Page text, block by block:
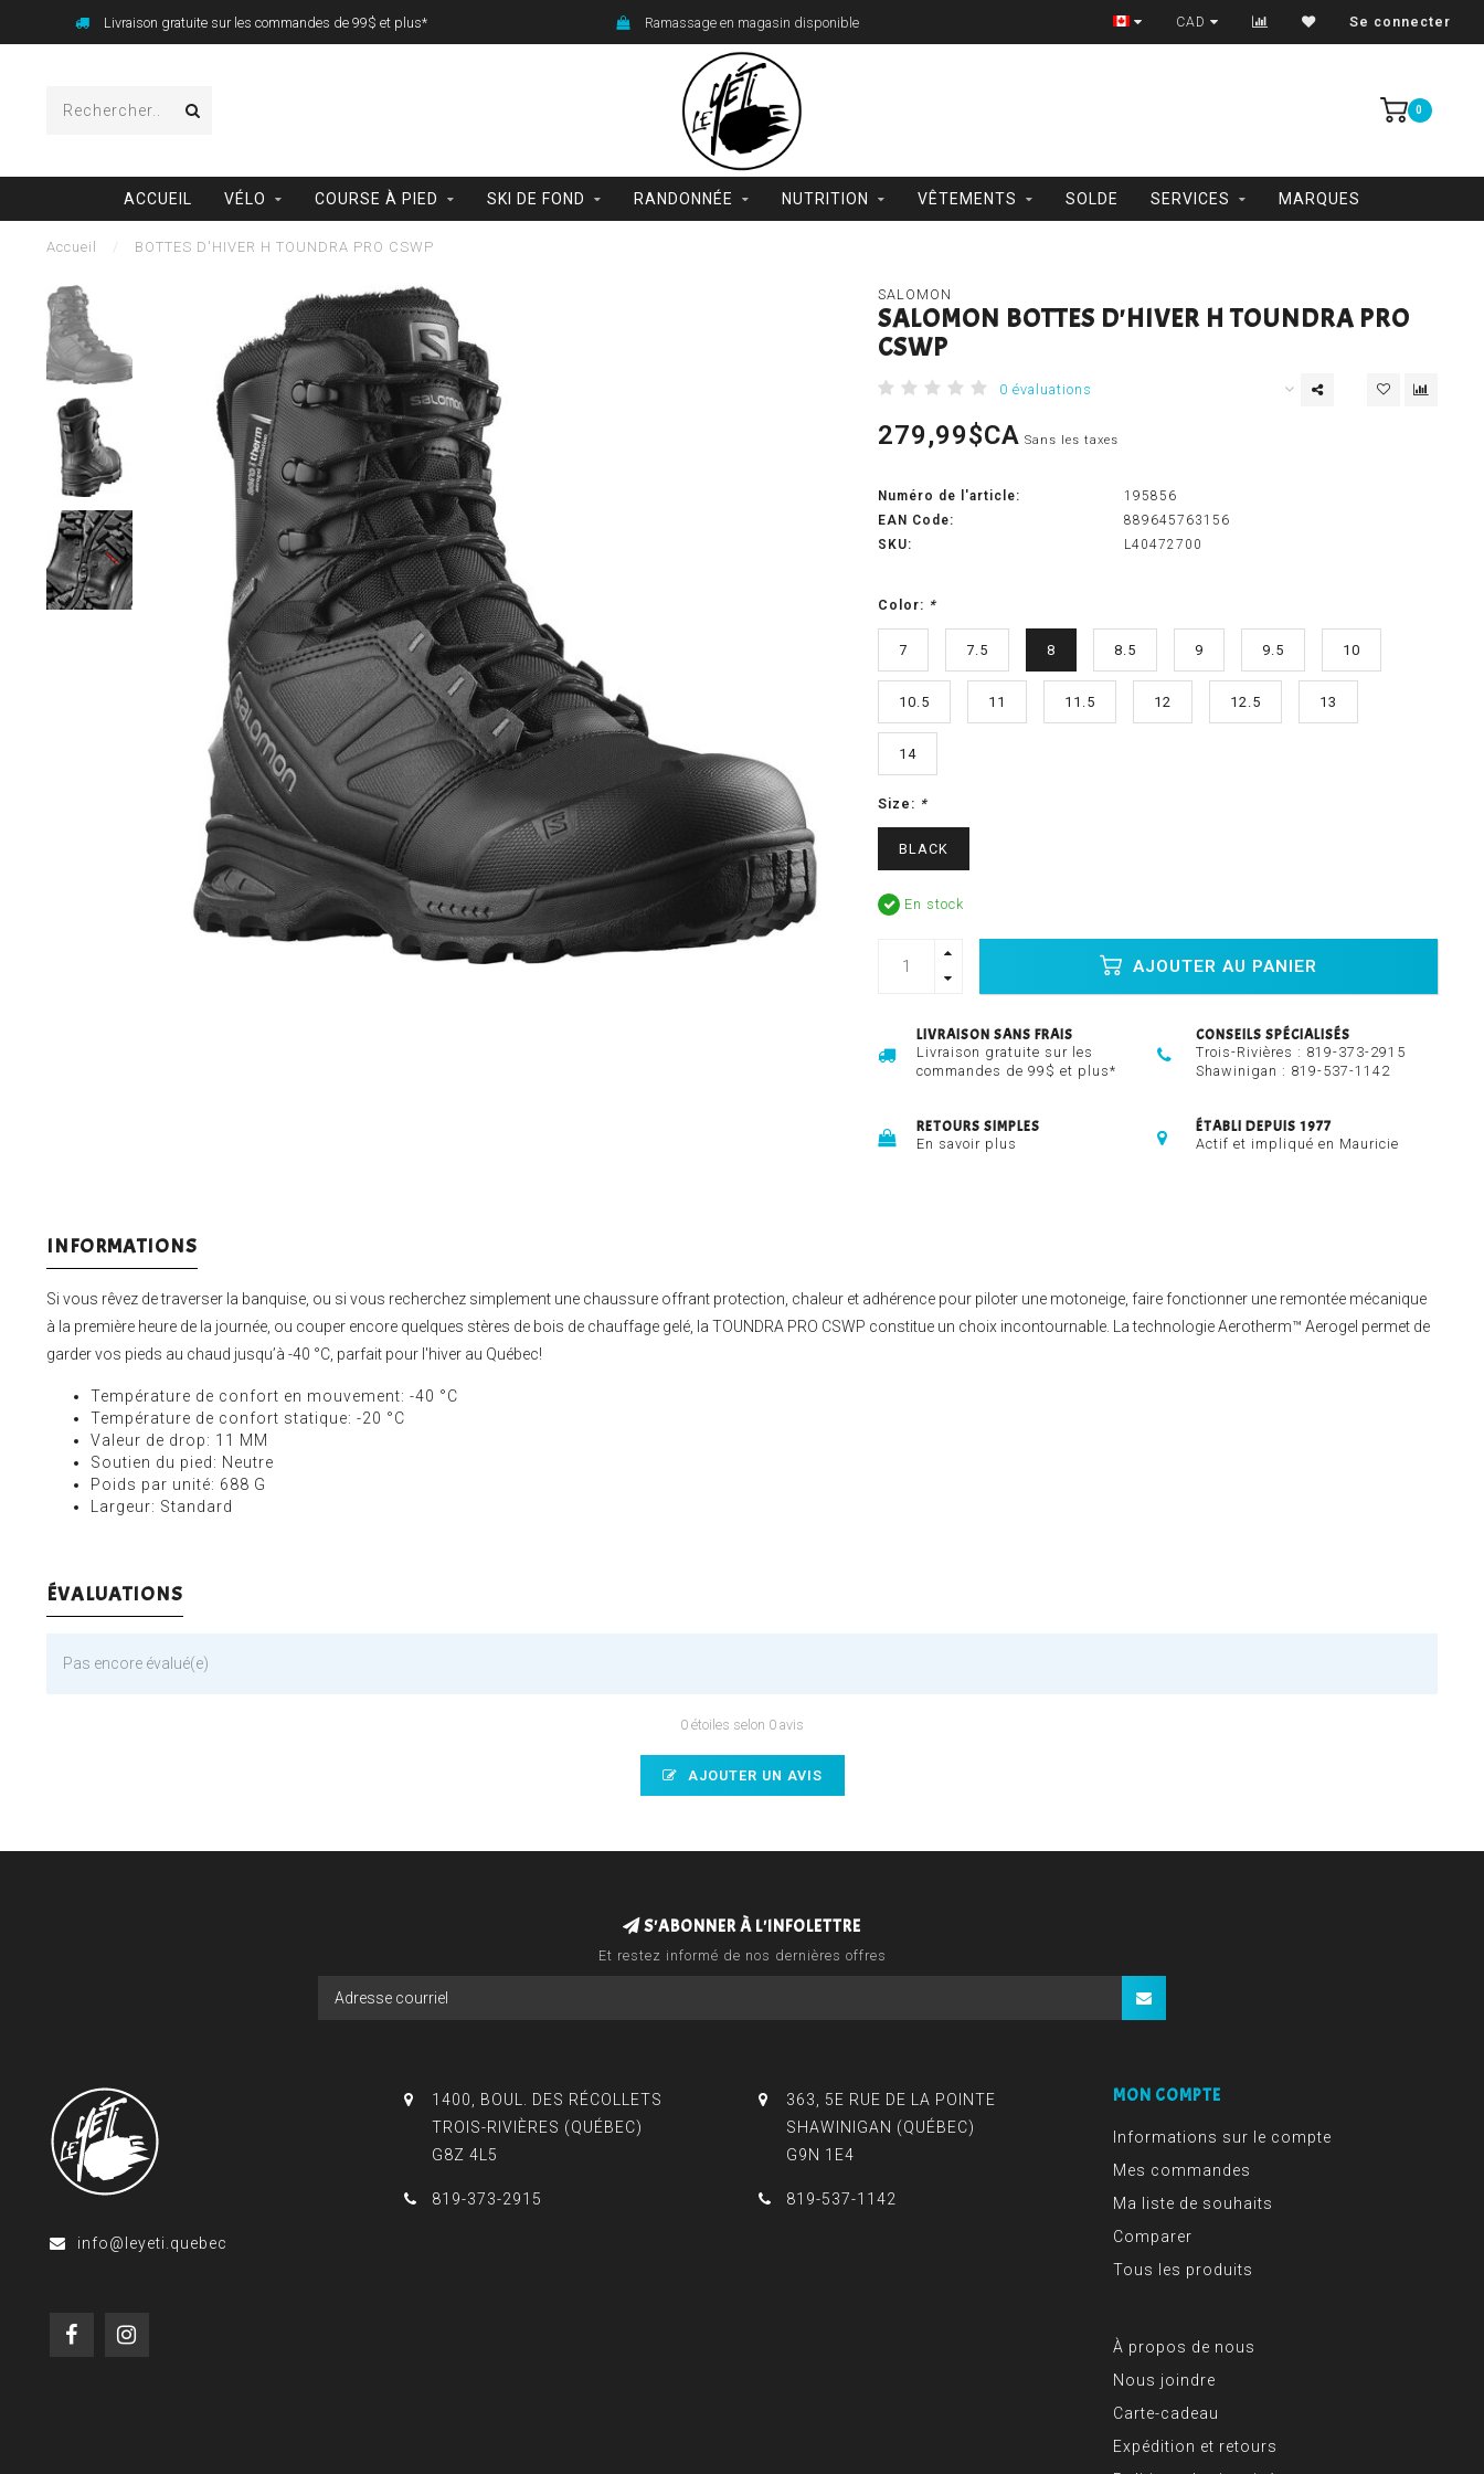
Livraison gratuite sur les commandes de 99$ et plus* Ramassage en magasin disponible Trois-Rivières et Shawinigan
CAD Se connecter
0
ACCUEIL VÉLO COURSE À PIED SKI DE FOND RANDONNÉE NUTRITION VÊTEMENTS SOLDE SERVICES MARQUES
Accueil BOTTES D'HIVER H TOUNDRA PRO CSWP
SALOMON
SALOMON BOTTES D'HIVER H TOUNDRA PRO
CSWP
0 évaluations
279,99$CA Sans les taxes
Numéro de l'article:
195856
EAN Code:
889645763156
SKU:
L40472700
Color: *
7 7.5 8 8.5 9 9.5 10
10.5 11 11.5 12 12.5 13
14
Size: *
BLACK
En stock
AJOUTER AU PANIER
LIVRAISON SANS FRAIS
Livraison gratuite sur les
commandes de 99$ et plus*
CONSEILS SPÉCIALISÉS
Trois-Rivières : 819-373-2915
Shawinigan : 819-537-1142
RETOURS SIMPLES
En savoir plus
ÉTABLI DEPUIS 1977
Actif et impliqué en Mauricie
INFORMATIONS
Si vous rêvez de traverser la banquise, ou si vous recherchez simplement une chaussure offrant protection, chaleur et adhérence pour piloter une motoneige, faire fonctionner une remontée mécanique
à la première heure de la journée, ou couper encore quelques stères de bois de chauffage gelé, la TOUNDRA PRO CSWP constitue un choix incontournable. La technologie Aerotherm™ Aerogel permet de
garder vos pieds au chaud jusqu’à -40 °C, parfait pour l'hiver au Québec!
Température de confort en mouvement: -40 °C
Température de confort statique: -20 °C
Valeur de drop: 11 MM
Soutien du pied: Neutre
Poids par unité: 688 G
Largeur: Standard
ÉVALUATIONS
Pas encore évalué(e)
0 étoiles selon 0 avis
AJOUTER UN AVIS
S'ABONNER À L'INFOLETTRE
Et restez informé de nos dernières offres
info@leyeti.quebec
1400, BOUL. DES RÉCOLLETS
TROIS-RIVIÈRES (QUÉBEC)
G8Z 4L5
819-373-2915
363, 5E RUE DE LA POINTE
SHAWINIGAN (QUÉBEC)
G9N 1E4
819-537-1142
MON COMPTE
Informations sur le compte
Mes commandes
Ma liste de souhaits
Comparer
Tous les produits
À propos de nous
Nous joindre
Carte-cadeau
Expédition et retours